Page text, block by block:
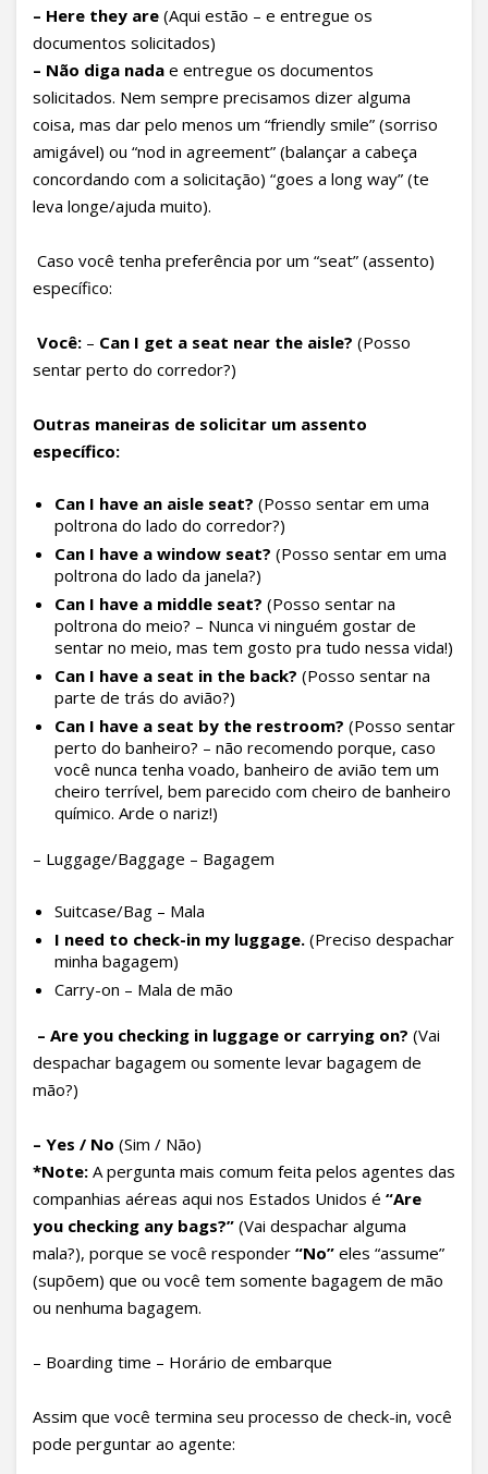
– Here they are (Aqui estão – e entregue os
documentos solicitados)
– Não diga nada e entregue os documentos
solicitados. Nem sempre precisamos dizer alguma
coisa, mas dar pelo menos um “friendly smile” (sorriso
amigável) ou “nod in agreement” (balançar a cabeça
concordando com a solicitação) “goes a long way” (te
leva longe/ajuda muito).
Caso você tenha preferência por um “seat” (assento)
específico:
Você: – Can I get a seat near the aisle? (Posso
sentar perto do corredor?)
Outras maneiras de solicitar um assento
específico:
Can I have an aisle seat? (Posso sentar em uma
poltrona do lado do corredor?)
Can I have a window seat? (Posso sentar em uma
poltrona do lado da janela?)
Can I have a middle seat? (Posso sentar na
poltrona do meio? – Nunca vi ninguém gostar de
sentar no meio, mas tem gosto pra tudo nessa vida!)
Can I have a seat in the back? (Posso sentar na
parte de trás do avião?)
Can I have a seat by the restroom? (Posso sentar
perto do banheiro? – não recomendo porque, caso
você nunca tenha voado, banheiro de avião tem um
cheiro terrível, bem parecido com cheiro de banheiro
químico. Arde o nariz!)
– Luggage/Baggage – Bagagem
Suitcase/Bag – Mala
I need to check-in my luggage. (Preciso despachar
minha bagagem)
Carry-on – Mala de mão
– Are you checking in luggage or carrying on? (Vai
despachar bagagem ou somente levar bagagem de
mão?)
– Yes / No (Sim / Não)
*Note: A pergunta mais comum feita pelos agentes das
companhias aéreas aqui nos Estados Unidos é “Are
you checking any bags?” (Vai despachar alguma
mala?), porque se você responder “No” eles “assume”
(supõem) que ou você tem somente bagagem de mão
ou nenhuma bagagem.
– Boarding time – Horário de embarque
Assim que você termina seu processo de check-in, você
pode perguntar ao agente: